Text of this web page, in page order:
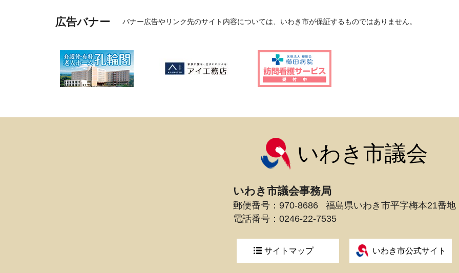
広告バナー バナー広告やリンク先のサイト内容については、いわき市が保証するものではありません。
いわき市議会
いわき市議会事務局
郵便番号：970-8686
福島県いわき市平字梅本21番地
電話番号： 0246-22-7535
サイトマップ いわき市公式サイト